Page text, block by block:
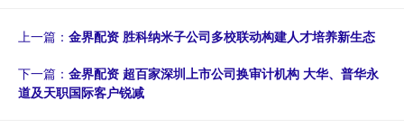
上一篇： 金界配资 胜科纳米子公司多校联动构建人才培养新生态
下一篇： 金界配资 超百家深圳上市公司换审计机构 大华、普华永
道及天职国际客户锐减